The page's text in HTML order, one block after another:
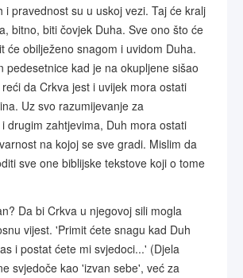
i pravednost su u uskoj vezi. Taj će kralj
bitno, biti čovjek Duha. Sve ono što će
će obilježeno snagom i uvidom Duha.
pedesetnice kad je na okupljene sišao
da Crkva jest i uvijek mora ostati
Uz svo razumijevanje za
drugim zahtjevima, Duh mora ostati
na kojoj se sve gradi. Mislim da
sve one biblijske tekstove koji o tome
Da bi Crkva u njegovoj sili mogla
vijest. 'Primit ćete snagu kad Duh
i postat ćete mi svjedoci...' (Djela
svjedoče kao 'izvan sebe', već za